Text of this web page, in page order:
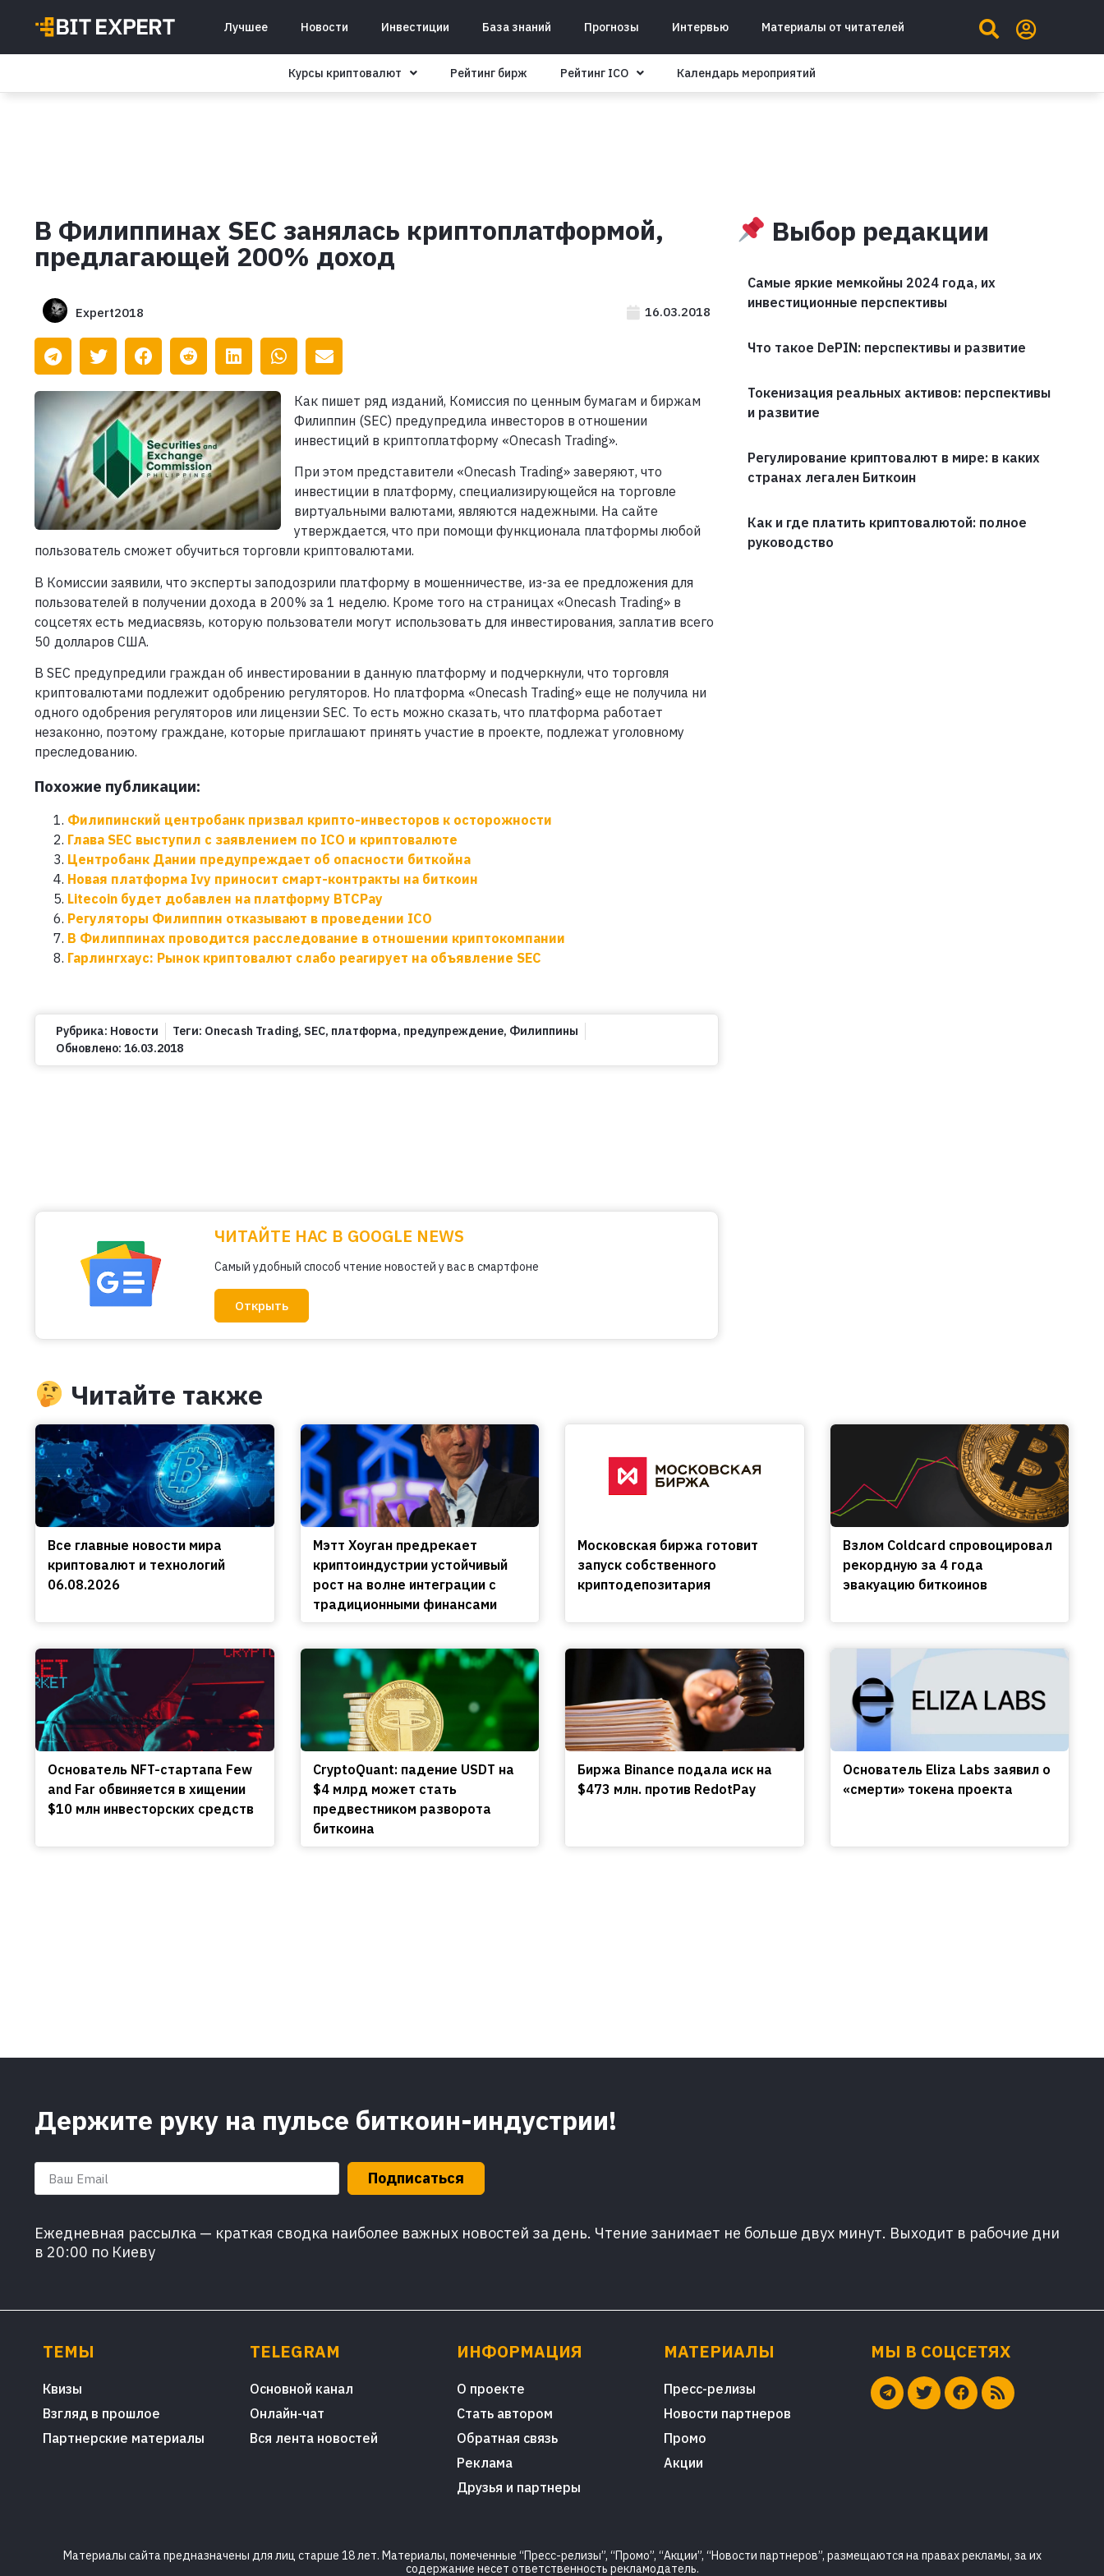
Лучшее Новости Инвестиции База знаний Прогнозы Интервью Материалы от читателей
Курсы криптовалют Рейтинг бирж Рейтинг ICO Календарь мероприятий
В Филиппинах SEC занялась криптоплатформой,
предлагающей 200% доход
Expert2018 16.03.2018
Как пишет ряд изданий, Комиссия по ценным бумагам и биржам
Филиппин (SEC) предупредила инвесторов в отношении
инвестиций в криптоплатформу «Onecash Trading».
При этом представители «Onecash Trading» заверяют, что
инвестиции в платформу, специализирующейся на торговле
виртуальными валютами, являются надежными. На сайте
утверждается, что при помощи функционала платформы любой
пользователь сможет обучиться торговли криптовалютами.
В Комиссии заявили, что эксперты заподозрили платформу в мошенничестве, из-за ее предложения для
пользователей в получении дохода в 200% за 1 неделю. Кроме того на страницах «Onecash Trading» в
соцсетях есть медиасвязь, которую пользователи могут использовать для инвестирования, заплатив всего
50 долларов США.
В SEC предупредили граждан об инвестировании в данную платформу и подчеркнули, что торговля
криптовалютами подлежит одобрению регуляторов. Но платформа «Onecash Trading» еще не получила ни
одного одобрения регуляторов или лицензии SEC. То есть можно сказать, что платформа работает
незаконно, поэтому граждане, которые приглашают принять участие в проекте, подлежат уголовному
преследованию.
Похожие публикации:
Филипинский центробанк призвал крипто-инвесторов к осторожности
Глава SEC выступил с заявлением по ICO и криптовалюте
Центробанк Дании предупреждает об опасности биткойна
Новая платформа Ivy приносит смарт-контракты на биткоин
Litecoin будет добавлен на платформу BTCPay
Регуляторы Филиппин отказывают в проведении ICO
В Филиппинах проводится расследование в отношении криптокомпании
Гарлингхаус: Рынок криптовалют слабо реагирует на объявление SEC
Рубрика: Новости Теги: Onecash Trading, SEC, платформа, предупреждение, Филиппины
Обновлено: 16.03.2018
ЧИТАЙТЕ НАС В GOOGLE NEWS
Самый удобный способ чтение новостей у вас в смартфоне
Открыть
Выбор редакции
Самые яркие мемкойны 2024 года, их
инвестиционные перспективы
Что такое DePIN: перспективы и развитие
Токенизация реальных активов: перспективы
и развитие
Регулирование криптовалют в мире: в каких
странах легален Биткоин
Как и где платить криптовалютой: полное
руководство
Читайте также
Все главные новости мира
криптовалют и технологий
06.08.2026
Мэтт Хоуган предрекает
криптоиндустрии устойчивый
рост на волне интеграции с
традиционными финансами
Московская биржа готовит
запуск собственного
криптодепозитария
Взлом Coldcard спровоцировал
рекордную за 4 года
эвакуацию биткоинов
Основатель NFT-стартапа Few
and Far обвиняется в хищении
$10 млн инвесторских средств
CryptoQuant: падение USDT на
$4 млрд может стать
предвестником разворота
биткоина
Биржа Binance подала иск на
$473 млн. против RedotPay
Основатель Eliza Labs заявил о
«смерти» токена проекта
Держите руку на пульсе биткоин-индустрии!
Подписаться
Ежедневная рассылка — краткая сводка наиболее важных новостей за день. Чтение занимает не больше двух минут. Выходит в рабочие дни
в 20:00 по Киеву
ТЕМЫ
Квизы
Взгляд в прошлое
Партнерские материалы
TELEGRAM
Основной канал
Онлайн-чат
Вся лента новостей
ИНФОРМАЦИЯ
О проекте
Стать автором
Обратная связь
Реклама
Друзья и партнеры
МАТЕРИАЛЫ
Пресс-релизы
Новости партнеров
Промо
Акции
МЫ В СОЦСЕТЯХ
Материалы сайта предназначены для лиц старше 18 лет. Материалы, помеченные “Пресс-релизы”, “Промо”, “Акции”, “Новости партнеров”, размещаются на правах рекламы, за их
содержание несет ответственность рекламодатель.